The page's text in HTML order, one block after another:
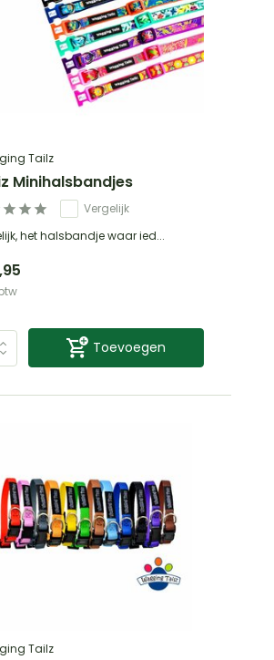
Tailz
Minihalsbandjes
Vergelijk
het halsbandje waar ied...
Toevoegen
Tailz